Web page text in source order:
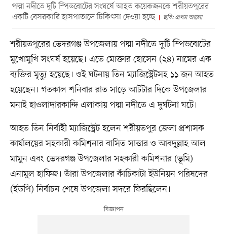
পদ্মা নদীতে দুটি স্পিডবোটের সংঘর্ষে আহত কয়েকজনকে শরীয়তপুরের
একটি বেসরকারি হাসপাতালে চিকিৎসা দেওয়া হচ্ছে
ছবি: প্রথম আলো
শরীয়তপুরের ভেদরগঞ্জ উপজেলায় পদ্মা নদীতে দুটি স্পিডবোটের
মুখোমুখি সংঘর্ষ হয়েছে। এতে মোক্তার হোসেন (২৪) নামের এক
ব্যক্তির মৃত্যু হয়েছে। ওই ঘটনায় তিন ম্যাজিস্ট্রেটসহ ১১ জন আহত
হয়েছেন। গতকাল শনিবার রাত সাড়ে আটটার দিকে উপজেলার
মনাই হাওলাদারকান্দি এলাকায় পদ্মা নদীতে এ দুর্ঘটনা ঘটে।
আহত তিন নির্বাহী ম্যাজিস্ট্রেট হলেন শরীয়তপুর জেলা প্রশাসক
কার্যালয়ের সহকারী কমিশনার বাসিত সাত্তার ও আবদুল্লাহ আল
মামুন এবং ভেদরগঞ্জ উপজেলার সহকারী কমিশনার (ভূমি)
এনামুল হাফিজ। তাঁরা উপজেলার কাঁচিকাটা ইউনিয়ন পরিষদের
(ইউপি) নির্বাচন শেষে উপজেলা সদরে ফিরছিলেন।